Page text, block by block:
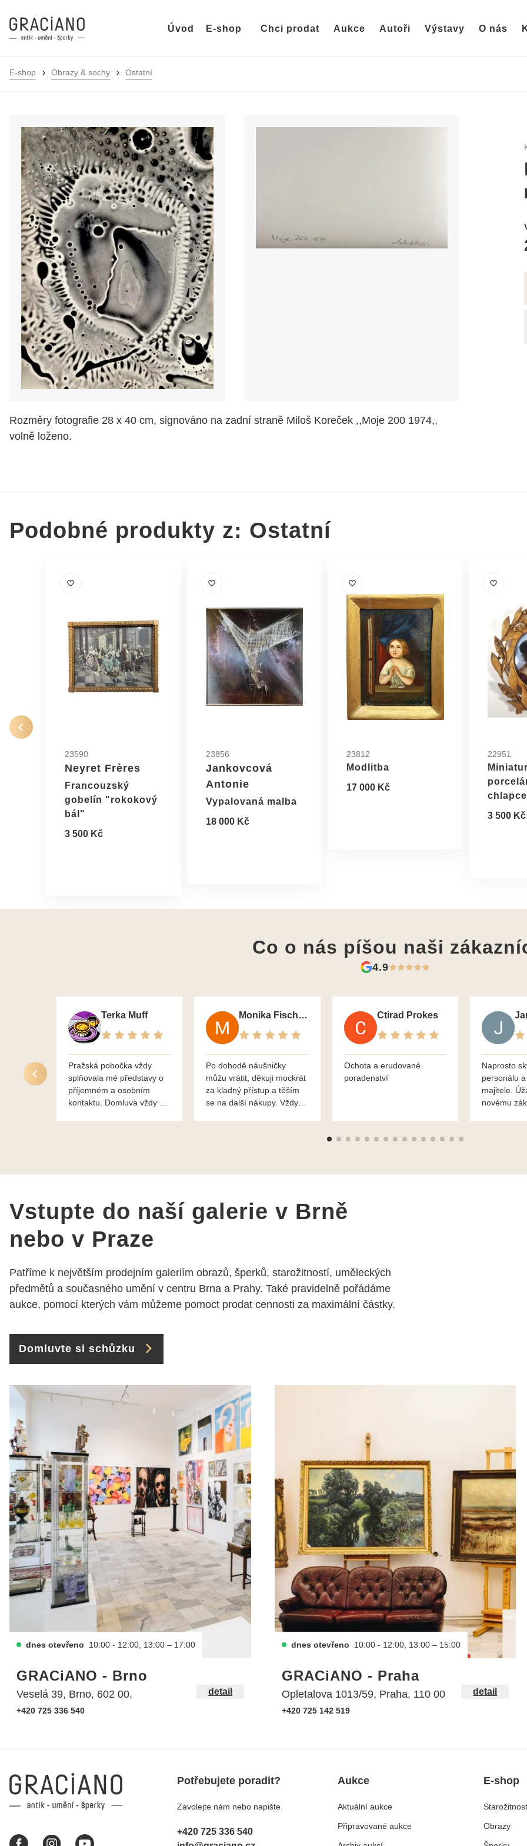
Úvod E-shop Chci prodat Aukce Autoři Výstavy O nás
E-shop Obrazy & sochy Ostatní
Rozměry fotografie 28 x 40 cm, signováno na zadní straně Miloš Koreček ,,Moje 200 1974,,
volně loženo.
Podobné produkty z: Ostatní
23590
Neyret Frères
Francouzský
gobelín "rokokový
bál"
3 500 Kč
23856
Jankovcová
Antonie
Vypalovaná malba
18 000 Kč
23812
Modlitba
17 000 Kč
22951
chlapce
3 500 Kč
Co o nás píšou naši
4.9
Terka Muff
Pražská pobočka vždy
splňovala mé představy o
příjemném a osobním
kontaktu. Domluva vždy na
Moc děkuji a doporučuji se
jak už bylo napsáno - na
požádání Vám šperky z
Super !!! pí Papoušková
Monika Fischerova
Po dohodě náušničky
můžu vrátit, děkuji mockrát
za kladný přístup a těším
se na další nákupy. Vždy
Ctirad Prokes
Ochota a erudované
poradenství
Naprosto
personálu
majitele.
novému
Vstupte do naší galerie v Brně
nebo v Praze
Patříme k největším prodejním galeriím obrazů, šperků, starožitností, uměleckých
předmětů a současného umění v centru Brna a Prahy. Také pravidelně pořádáme
aukce, pomocí kterých vám můžeme pomoct prodat cennosti za maximální částky.
Domluvte si schůzku
dnes otevřeno 10:00 - 12:00, 13:00 – 17:00
GRACiANO - Brno
Veselá 39, Brno, 602 00.
+420 725 336 540
detail
dnes otevřeno 10:00 - 12:00, 13:00 – 15:00
GRACiANO - Praha
Opletalova 1013/59, Praha, 110 00
+420 725 142 519
detail
Potřebujete poradit?
Zavolejte nám nebo napište.
+420 725 336 540
Aukce
Aktuální aukce
Připravované aukce
E-shop
Obrazy